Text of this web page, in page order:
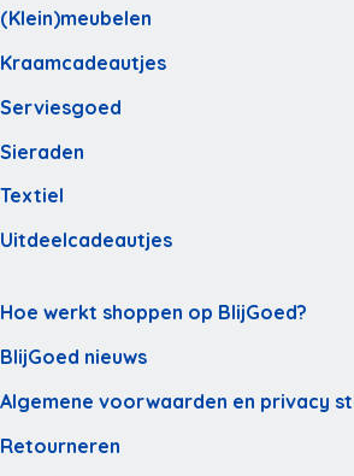
(Klein)meubelen
Kraamcadeautjes
Serviesgoed
Sieraden
Textiel
Uitdeelcadeautjes
Hoe werkt shoppen op BlijGoed?
BlijGoed nieuws
Algemene voorwaarden en privacy
Retourneren